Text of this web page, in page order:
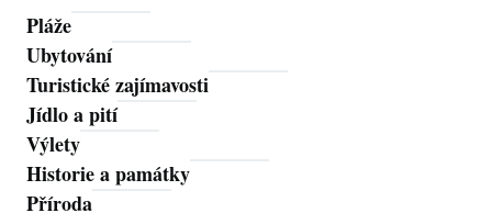
Pláže
Ubytování
Turistické zajímavosti
Jídlo a pití
Výlety
Historie a památky
Příroda